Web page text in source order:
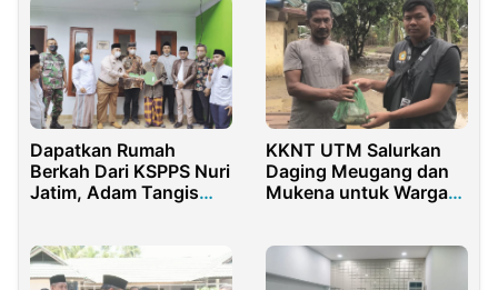
Dapatkan Rumah
Berkah Dari KSPPS Nuri
Jatim, Adam Tangis
KKNT UTM Salurkan
Daging Meugang dan
Mukena untuk Warga